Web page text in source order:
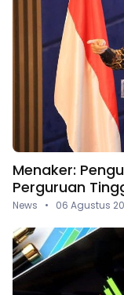
Menaker:
Perguruan
Kebutuhan
News • 06 Agustus